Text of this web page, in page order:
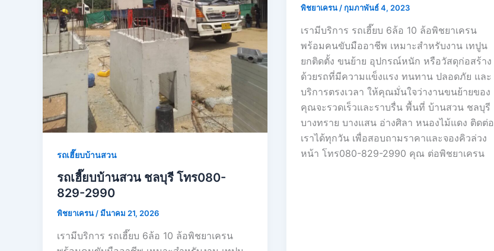
รถเฮี๊ยบบ้านสวน
รถเฮี๊ยบบ้านสวน ชลบุรี โทร080-
829-2990
พิชยาเครน /มีนาคม 21, 2026
เรามีบริการ รถเฮี๊ยบ 6ล้อ 10 ล้อพิชยาเครน
พิชยาเครน /กุมภาพันธ์ 4, 2023
เรามีบริการ รถเฮี๊ยบ 6ล้อ 10 ล้อพิชยาเครน
พร้อมคนขับมืออาชีพ เหมาะสำหรับงาน เทปูน
ยกติดตั้ง ขนย้าย อุปกรณ์หนัก หรือวัสดุก่อสร้าง
ด้วยรถที่มีความแข็งแรง ทนทาน ปลอดภัย และ
บริการตรงเวลา ให้คุณมั่นใจว่างานขนย้ายของ
คุณจะรวดเร็วและราบรื่น พื้นที่ บ้านสวน ชลบุรี
บางทราย บางแสน อ่างศิลา หนองไม้แดง ติดต่อ
เราได้ทุกวัน เพื่อสอบถามราคาและจองคิวล่วง
หน้า โทร080-829-2990 คุณ ต่อพิชยาเครน